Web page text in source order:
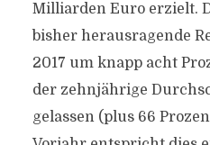
Milliarden Euro erzielt.
bisher herausragende
2017 um knapp acht
der zehnjährige
gelassen (plus 66